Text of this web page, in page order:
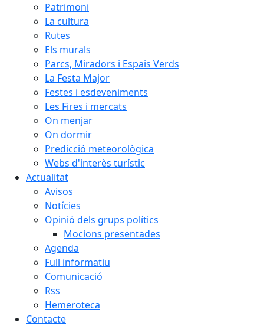
Patrimoni
La cultura
Rutes
Els murals
Parcs, Miradors i Espais Verds
La Festa Major
Festes i esdeveniments
Les Fires i mercats
On menjar
On dormir
Predicció meteorològica
Webs d'interès turístic
Actualitat
Avisos
Notícies
Opinió dels grups polítics
Mocions presentades
Agenda
Full informatiu
Comunicació
Rss
Hemeroteca
Contacte